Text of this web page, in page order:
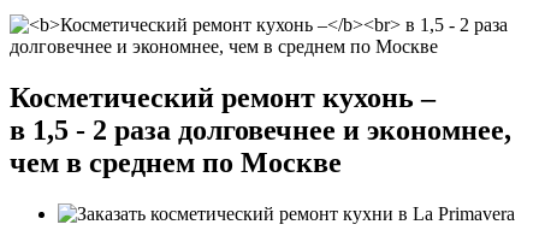
Косметический ремонт кухонь –
в 1,5 - 2 раза долговечнее и экономнее,
чем в среднем по Москве